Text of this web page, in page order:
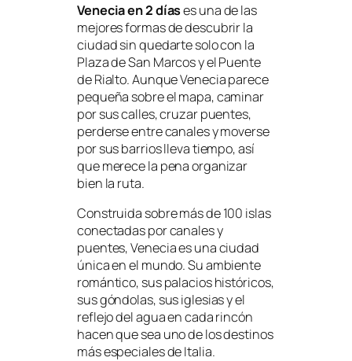
Venecia en 2 díases una de las
mejores formas de descubrir la
ciudad sin quedarte solo con la
Plaza de San Marcos y el Puente
de Rialto. Aunque Venecia parece
pequeña sobre el mapa, caminar
por sus calles, cruzar puentes,
perderse entre canales y moverse
por sus barrios lleva tiempo, así
que merece la pena organizar
bien la ruta.
Construida sobre más de 100 islas
conectadas por canales y
puentes, Venecia es una ciudad
única en el mundo. Su ambiente
romántico, sus palacios históricos,
sus góndolas, sus iglesias y el
reflejo del agua en cada rincón
hacen que sea uno de los destinos
más especiales de Italia.